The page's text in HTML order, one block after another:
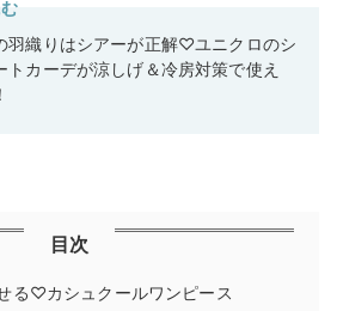
羽織りはシアーが正解♡ユニクロのシ
トカーデが涼しげ＆冷房対策で使え
目次
る♡カシュクールワンピース